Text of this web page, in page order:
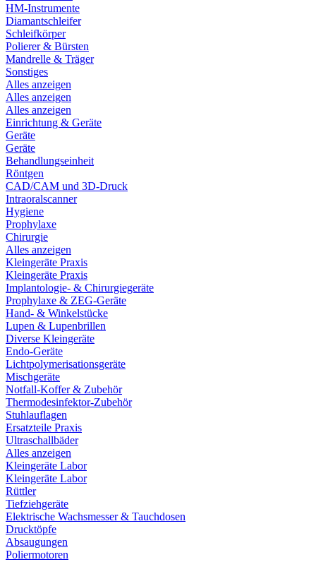
HM-Instrumente
Diamantschleifer
Schleifkörper
Polierer & Bürsten
Mandrelle & Träger
Sonstiges
Alles anzeigen
Alles anzeigen
Alles anzeigen
Einrichtung & Geräte
Geräte
Geräte
Behandlungseinheit
Röntgen
CAD/CAM und 3D-Druck
Intraoralscanner
Hygiene
Prophylaxe
Chirurgie
Alles anzeigen
Kleingeräte Praxis
Kleingeräte Praxis
Implantologie- & Chirurgiegeräte
Prophylaxe & ZEG-Geräte
Hand- & Winkelstücke
Lupen & Lupenbrillen
Diverse Kleingeräte
Endo-Geräte
Lichtpolymerisationsgeräte
Mischgeräte
Notfall-Koffer & Zubehör
Thermodesinfektor-Zubehör
Stuhlauflagen
Ersatzteile Praxis
Ultraschallbäder
Alles anzeigen
Kleingeräte Labor
Kleingeräte Labor
Rüttler
Tiefziehgeräte
Elektrische Wachsmesser & Tauchdosen
Drucktöpfe
Absaugungen
Poliermotoren